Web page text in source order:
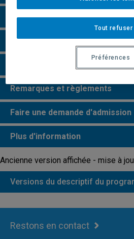
Grille de cheminement
Particularités
Remarques et règlements
Faire une demande d'admission
Plus d'information
Ancienne version affichée - mise à
Versions du descriptif du
Restons en contact
Tout refuser
Préférences